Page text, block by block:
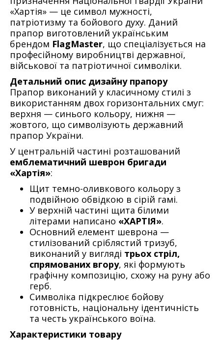
«Хартія» — це символ мужності,
патріотизму та бойового духу. Даний
прапор виготовлений українським
брендом FlagMaster, що спеціалізується на
професійному виробництві державної,
військової та патріотичної символіки.
Детальний опис дизайну прапору
Прапор виконаний у класичному стилі з
використанням двох горизонтальних смуг:
верхня — синього кольору, нижня —
жовтого, що символізують державний
прапор України.
У центральній частині розташований
емблематичний шеврон бригади
«Хартія»:
Щит темно-оливкового кольору з
подвійною обвідкою в сірій гамі.
У верхній частині щита білими
літерами написано «ХАРТІЯ».
Основний елемент шеврона —
стилізований сріблястий тризуб,
виконаний у вигляді трьох стріл,
спрямованих вгору, які формують
графічну композицію, схожу на руну або
герб.
Символіка підкреслює бойову
готовність, національну ідентичність
та честь українського воїна.
Характеристики товару